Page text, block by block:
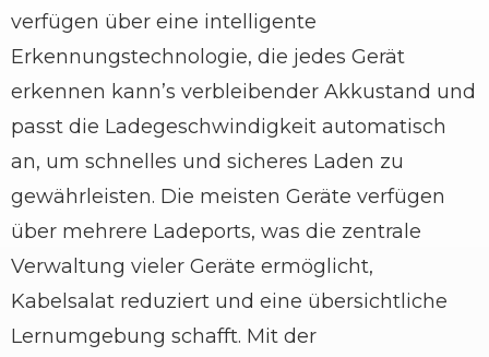
verfügen über eine intelligente
Erkennungstechnologie, die jedes Gerät
erkennen kann’s verbleibender Akkustand und
passt die Ladegeschwindigkeit automatisch
an, um schnelles und sicheres Laden zu
gewährleisten. Die meisten Geräte verfügen
über mehrere Ladeports, was die zentrale
Verwaltung vieler Geräte ermöglicht,
Kabelsalat reduziert und eine übersichtliche
Lernumgebung schafft. Mit der